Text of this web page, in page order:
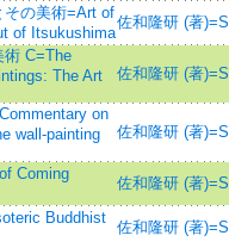
その美術=Art of
of Itsukushima
佐和隆研 (著
術 C=The
The Art
佐和隆研 (著
on
wall-painting
佐和隆研 (著
Coming
佐和隆研 (著
Buddhist
佐和隆研 (著